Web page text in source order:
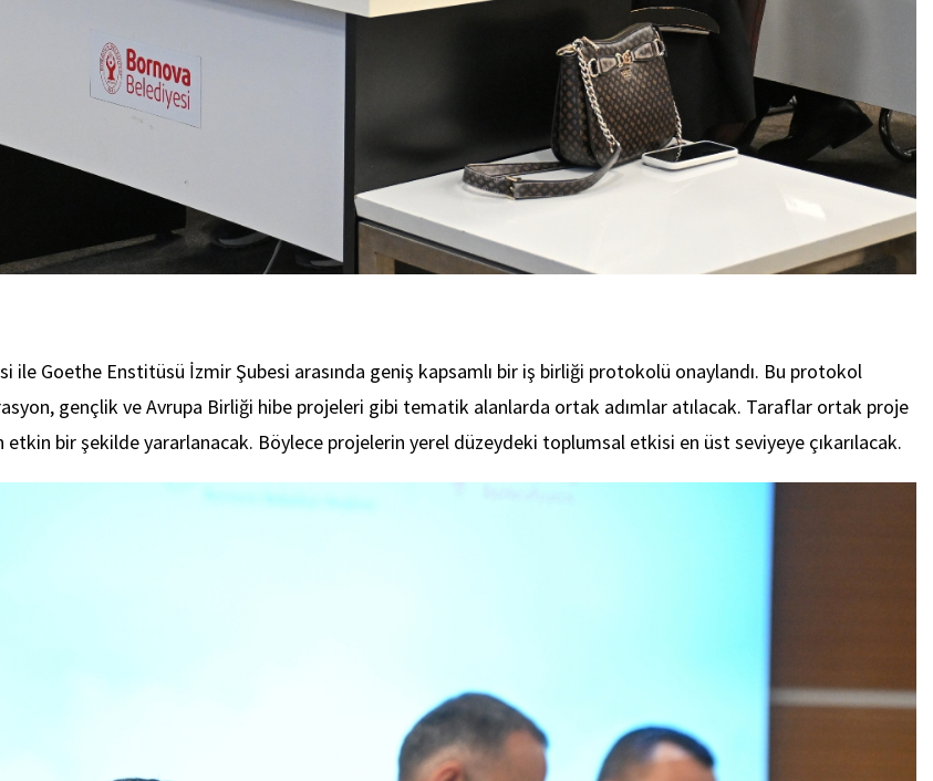
Goethe Enstitüsü İzmir Şubesi arasında geniş kapsamlı bir iş birliği protokolü onaylandı. Bu protokol
gençlik ve Avrupa Birliği hibe projeleri gibi tematik alanlarda ortak adımlar atılacak. Taraflar ortak proje
etkin bir şekilde yararlanacak. Böylece projelerin yerel düzeydeki toplumsal etkisi en üst seviyeye çıkarılacak.